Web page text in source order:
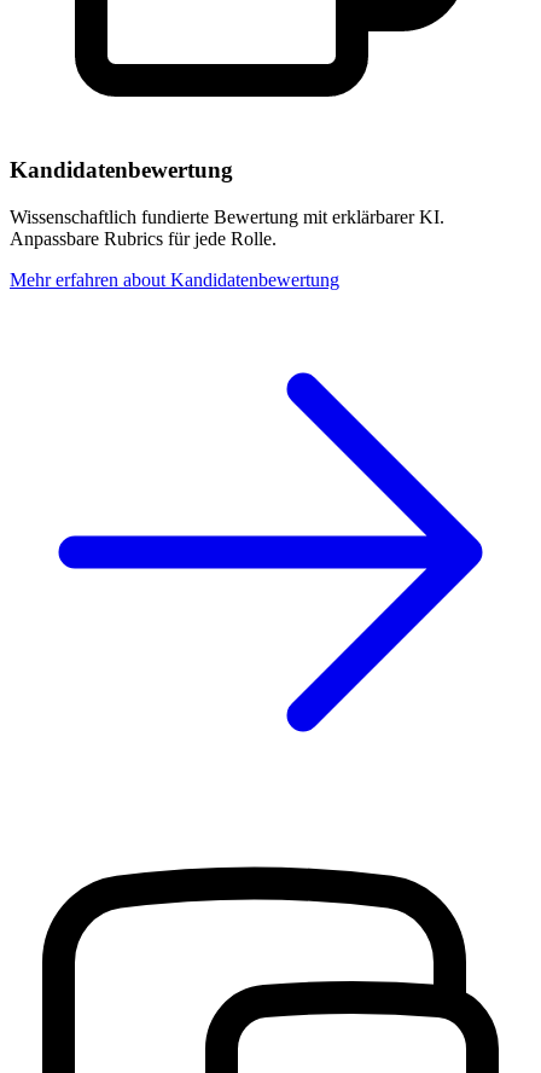
Kandidatenbewertung
Wissenschaftlich fundierte Bewertung mit erklärbarer KI.
Anpassbare Rubrics für jede Rolle.
Mehr erfahren about Kandidatenbewertung